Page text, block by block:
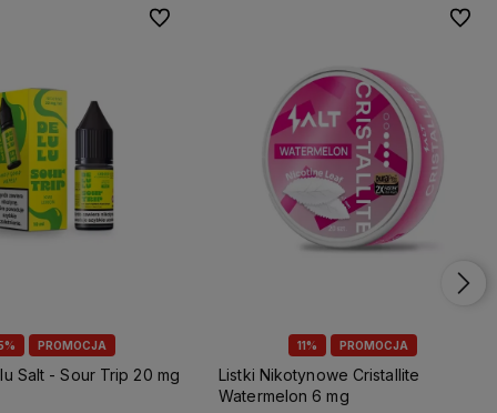
PROMOCJA
Salt - Sour Trip 20 mg
Do ulubionych
11% PROMOCJA
Listki Nikotynowe Cristallite
Watermelon 6 mg
Do